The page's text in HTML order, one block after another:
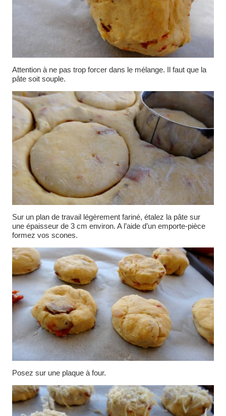
Attention à ne pas trop forcer dans le mélange. Il faut que la
pâte soit souple.
Sur un plan de travail légèrement fariné, étalez la pâte sur
une épaisseur de 3 cm environ. A l’aide d’un emporte-pièce
formez vos scones.
Posez sur une plaque à four.